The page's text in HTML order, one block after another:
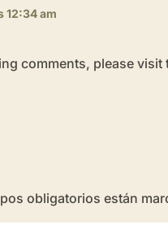
12:34 am
comments, please
obligatorios están